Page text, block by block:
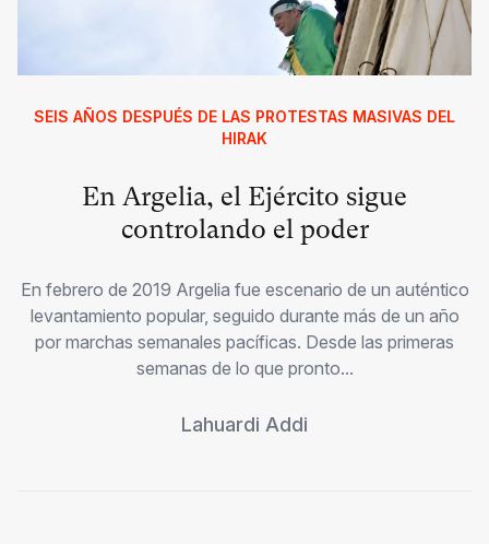
SEIS AÑOS DESPUÉS DE LAS PROTESTAS MASIVAS DEL
HIRAK
En Argelia, el Ejército sigue
controlando el poder
En febrero de 2019 Argelia fue escenario de un auténtico
levantamiento popular, seguido durante más de un año
por marchas semanales pacíficas. Desde las primeras
semanas de lo que pronto...
Lahuardi Addi